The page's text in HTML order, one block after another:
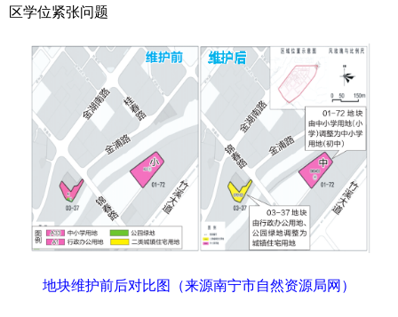
新华网导航
学习进行时 高层 人事
国际 财经 网评 港澳
台湾 思客智库 全球连线 教育
科技 科普 体育 文化
健康 军事 访谈
图片 中央文件 金融 汽车
区学位紧张问题
地块维护前后对比图（来源南宁市自然资源局网）